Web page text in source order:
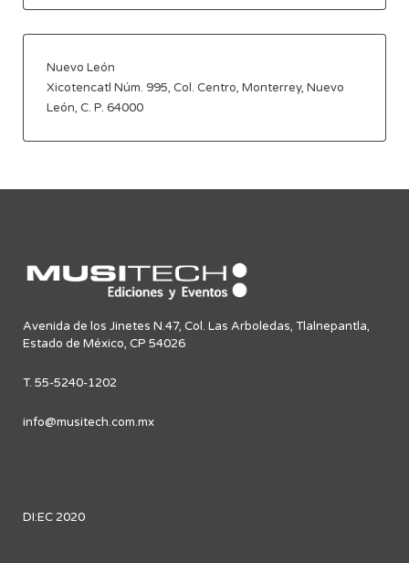
Nuevo León
Xicotencatl Núm. 995, Col. Centro, Monterrey, Nuevo
León, C. P. 64000
Avenida de los Jinetes N.47, Col. Las Arboledas, Tlalnepantla,
Estado de México, CP 54026
T. 55-5240-1202
info@musitech.com.mx
DI:EC 2020